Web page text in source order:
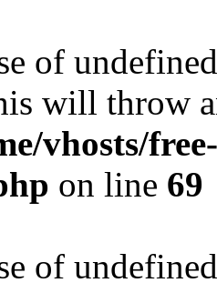
of
will throw
vhosts/
on line 69
of